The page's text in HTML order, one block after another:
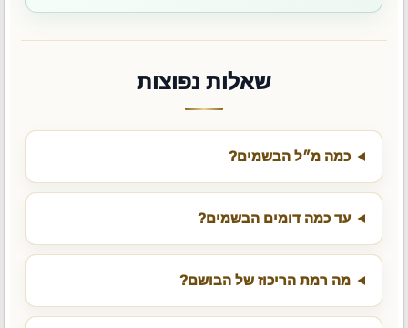
שאלות נפוצות
כמה מ״ל הבשמים?
עד כמה דומים הבשמים?
מה רמת הריכוז של הבושם?